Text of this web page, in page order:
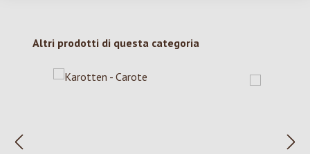
Salta la galleria dei prodotti
Altri prodotti di questa categoria